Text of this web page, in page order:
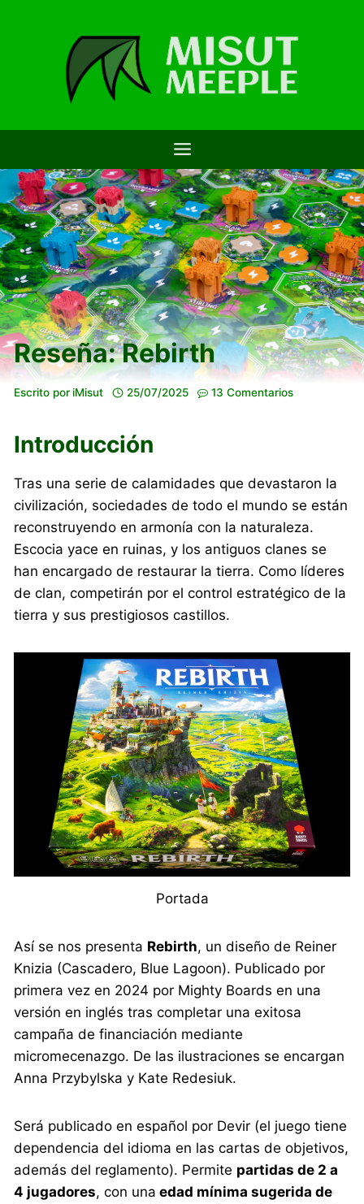
Reseña: Rebirth
Escrito por iMisut 25/07/2025 13 Comentarios
Introducción
Tras una serie de calamidades que devastaron la
civilización, sociedades de todo el mundo se están
reconstruyendo en armonía con la naturaleza.
Escocia yace en ruinas, y los antiguos clanes se
han encargado de restaurar la tierra. Como líderes
de clan, competirán por el control estratégico de la
tierra y sus prestigiosos castillos.
Portada
Así se nos presenta Rebirth, un diseño de Reiner
Knizia (Cascadero, Blue Lagoon). Publicado por
primera vez en 2024 por Mighty Boards en una
versión en inglés tras completar una exitosa
campaña de financiación mediante
micromecenazgo. De las ilustraciones se encargan
Anna Przybylska y Kate Redesiuk.
Será publicado en español por Devir (el juego tiene
dependencia del idioma en las cartas de objetivos,
además del reglamento). Permite partidas de 2 a
4 jugadores, con una edad mínima sugerida de